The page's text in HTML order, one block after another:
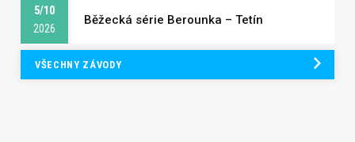
5/10
2026
Běžecká série Berounka – Tetín
VŠECHNY ZÁVODY